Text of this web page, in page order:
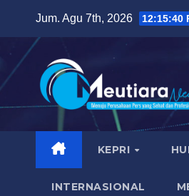
content
Jum. Agu 7th, 2026 12:15:41
KEPRI
INTERNASIONAL